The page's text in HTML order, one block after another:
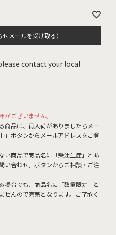
メールを受け取る）
contact your local
がございません。
商品は、再入荷がありましたらメー
」ボタンからメールアドレスをご登
い商品で商品名に「受注生産」とあ
い合わせ」ボタンからご相談・ご注
場合でも、商品名に「数量限定」と
せんので完売となります。ご了承く